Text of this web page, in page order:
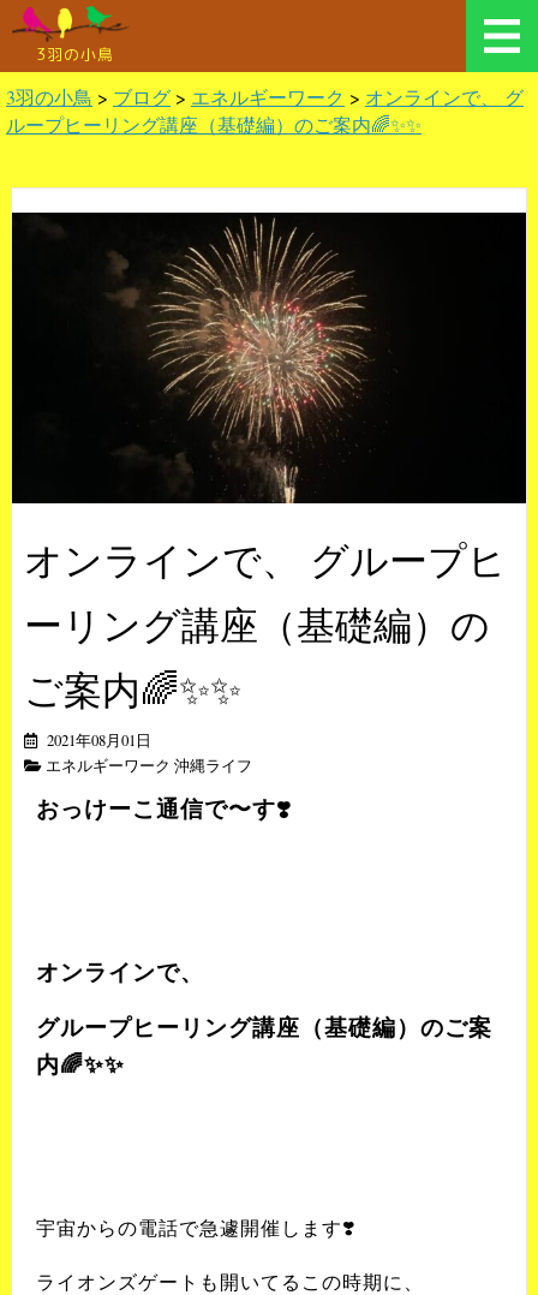
3羽の小鳥
3羽の小鳥 > ブログ > エネルギーワーク > オンラインで、 グ
ループヒーリング講座（基礎編）のご案内🌈✨✨
オンラインで、 グループヒ
ーリング講座（基礎編）の
ご案内🌈✨✨
2021年08月01日
エネルギーワーク 沖縄ライフ
おっけーこ通信で〜す❣️
オンラインで、
グループヒーリング講座（基礎編）のご案
内🌈✨✨
宇宙からの電話で急遽開催します❣️
ライオンズゲートも開いてるこの時期に、